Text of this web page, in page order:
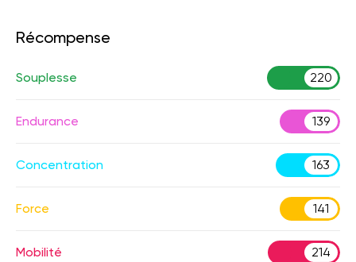
Récompense
Souplesse 220
Endurance 139
Concentration 163
Force 141
Mobilité 214